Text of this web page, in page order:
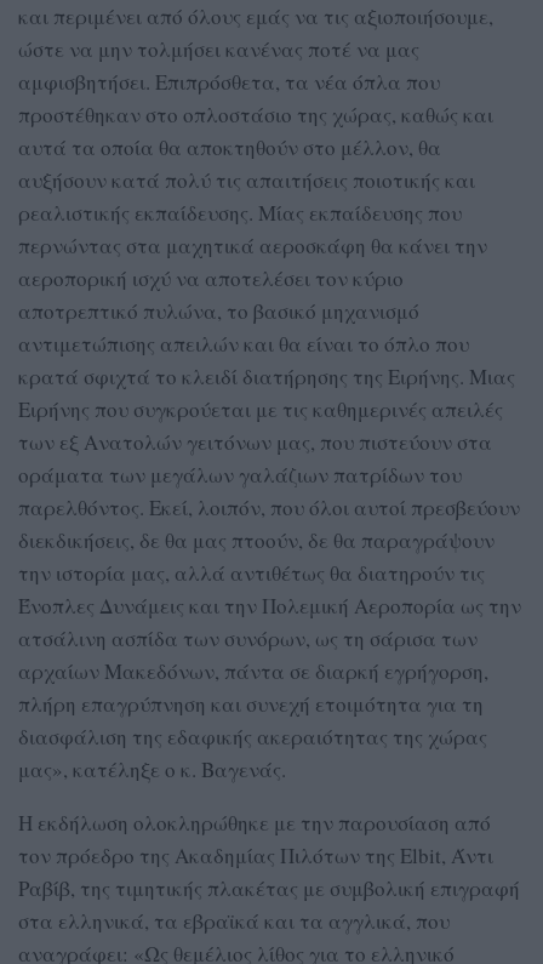
και περιμένει από όλους εμάς να τις αξιοποιήσουμε,
ώστε να μην τολμήσει κανένας ποτέ να μας
αμφισβητήσει. Επιπρόσθετα, τα νέα όπλα που
προστέθηκαν στο οπλοστάσιο της χώρας, καθώς και
αυτά τα οποία θα αποκτηθούν στο μέλλον, θα
αυξήσουν κατά πολύ τις απαιτήσεις ποιοτικής και
ρεαλιστικής εκπαίδευσης. Μίας εκπαίδευσης που
περνώντας στα μαχητικά αεροσκάφη θα κάνει την
αεροπορική ισχύ να αποτελέσει τον κύριο
αποτρεπτικό πυλώνα, το βασικό μηχανισμό
αντιμετώπισης απειλών και θα είναι το όπλο που
κρατά σφιχτά το κλειδί διατήρησης της Ειρήνης. Μιας
Ειρήνης που συγκρούεται με τις καθημερινές απειλές
των εξ Ανατολών γειτόνων μας, που πιστεύουν στα
οράματα των μεγάλων γαλάζιων πατρίδων του
παρελθόντος. Εκεί, λοιπόν, που όλοι αυτοί πρεσβεύουν
διεκδικήσεις, δε θα μας πτοούν, δε θα παραγράψουν
την ιστορία μας, αλλά αντιθέτως θα διατηρούν τις
Ένοπλες Δυνάμεις και την Πολεμική Αεροπορία ως την
ατσάλινη ασπίδα των συνόρων, ως τη σάρισα των
αρχαίων Μακεδόνων, πάντα σε διαρκή εγρήγορση,
πλήρη επαγρύπνηση και συνεχή ετοιμότητα για τη
διασφάλιση της εδαφικής ακεραιότητας της χώρας
μας», κατέληξε ο κ. Βαγενάς.
Η εκδήλωση ολοκληρώθηκε με την παρουσίαση από
τον πρόεδρο της Ακαδημίας Πιλότων της Elbit, Άντι
Ραβίβ, της τιμητικής πλακέτας με συμβολική επιγραφή
στα ελληνικά, τα εβραϊκά και τα αγγλικά, που
αναγράφει: «Ως θεμέλιος λίθος για το ελληνικό